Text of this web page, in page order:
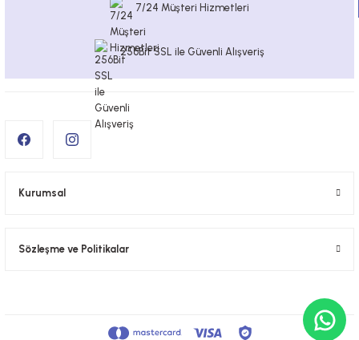
7/24 Müşteri Hizmetleri
256Bit SSL ile Güvenli Alışveriş
Kurumsal
Sözleşme ve Politikalar